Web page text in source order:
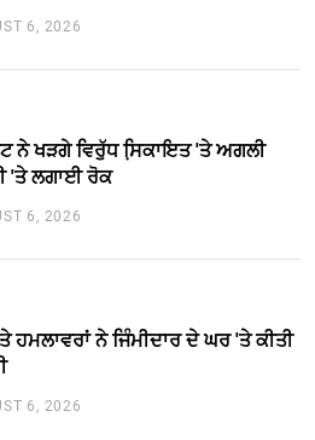
6, 2026
ਨੇ ਖੜਗੇ ਵਿਰੁੱਧ ਸਿ਼ਕਾਇਤ 'ਤੇ ਅਗਲੀ
'ਤੇ ਲਗਾਈ ਰੋਕ
6, 2026
ਹਮਲਾਵਰਾਂ ਨੇ ਜਿੰਮੀਦਾਰ ਦੇ ਘਰ 'ਤੇ ਕੀਤੀ
6, 2026